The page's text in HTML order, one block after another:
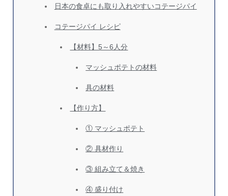
日本の食卓にも取り入れやすいコテージパイ
コテージパイ レシピ
【材料】5～6人分
マッシュポテトの材料
具の材料
【作り方】
① マッシュポテト
② 具材作り
③ 組み立て＆焼き
④ 盛り付け